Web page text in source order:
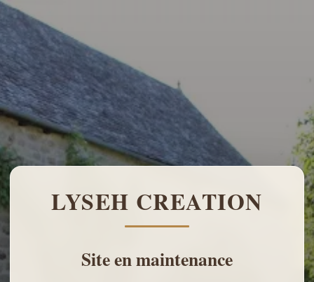
LYSEH CREATION
Site en maintenance